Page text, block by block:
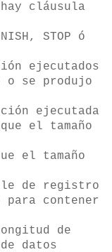
cláusula
STOP ó
ejecutados
o se produjo
ejecutada
el tamaño
el tamaño
de registro
para contener
de
datos